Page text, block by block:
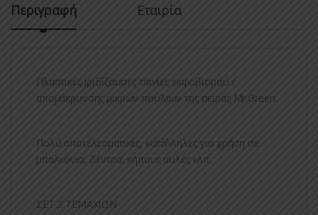
Περιγραφή Εταιρία
Πλαστικές ιριδίζουσες ταινίες εκφοβισμού /
απομάκρυνσης μικρών πουλιών της σειράς Mr.Green.
Πολύ αποτελεσματικές, κατάλληλες για χρήση σε
μπαλκόνια, δέντρα, κήπους αυλές κλπ.
ΣΕΤ 3 ΤΕΜΑΧΙΩΝ